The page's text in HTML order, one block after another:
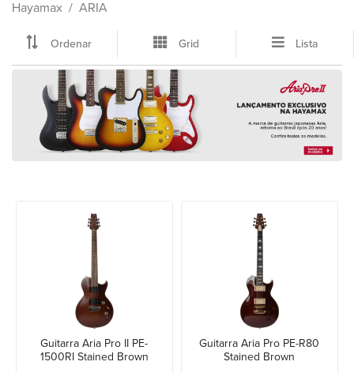
Hayamax ARIA
Ordenar Grid Lista
Guitarra Aria Pro II PE-
1500RI Stained Brown
Guitarra Aria Pro PE-R80
Stained Brown